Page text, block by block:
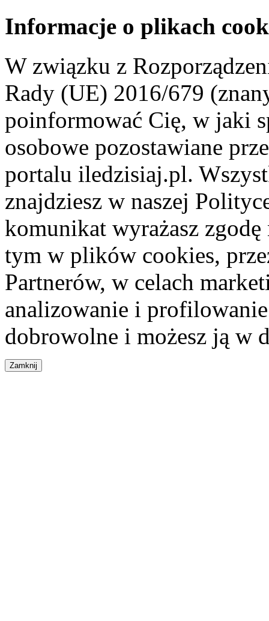
Informacje o plikach
W związku z
Rady (UE) 2016/679
poinformować Cię, w jaki
osobowe pozostawiane
portalu iledzisiaj.pl.
znajdziesz w naszej
komunikat wyrażasz
tym w plików cookies,
Partnerów, w celach
analizowanie i
dobrowolne i możesz ją w